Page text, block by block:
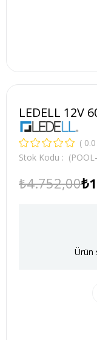
LEDELL 12V
0.0
Stok Kodu
₺4.752,00
Ürün